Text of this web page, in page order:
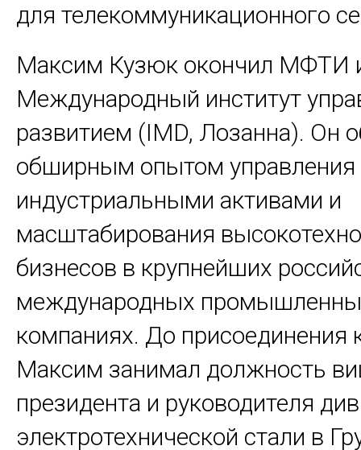
для телекоммуникационного
Максим Кузюк окончил МФТИ
Международный институт
развитием (IMD, Лозанна). Он
обширным опытом управления
индустриальными активами и
масштабирования
бизнесов в крупнейших
международных
компаниях. До присоединения
Максим занимал должность
президента и руководителя
электротехнической стали в